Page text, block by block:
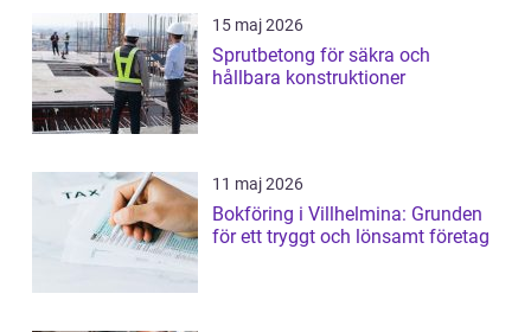
15 maj 2026
Sprutbetong för säkra och
hållbara konstruktioner
11 maj 2026
Bokföring i Villhelmina: Grunden
för ett tryggt och lönsamt företag